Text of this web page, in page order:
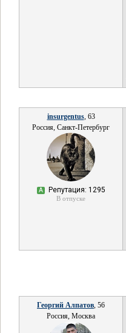
insurgentus, 63
Россия, Санкт-Петербург
А Репутация: 1295
В отпуске
Георгий Алпатов, 56
Россия, Москва